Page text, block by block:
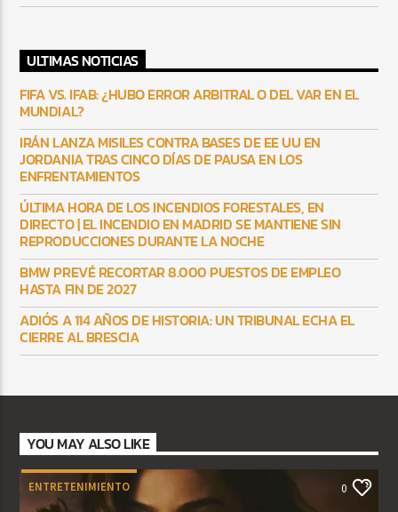
ULTIMAS NOTICIAS
FIFA VS. IFAB: ¿HUBO ERROR ARBITRAL O DEL VAR EN EL
MUNDIAL?
IRÁN LANZA MISILES CONTRA BASES DE EE UU EN
JORDANIA TRAS CINCO DÍAS DE PAUSA EN LOS
ENFRENTAMIENTOS
ÚLTIMA HORA DE LOS INCENDIOS FORESTALES, EN
DIRECTO | EL INCENDIO EN MADRID SE MANTIENE SIN
REPRODUCCIONES DURANTE LA NOCHE
BMW PREVÉ RECORTAR 8.000 PUESTOS DE EMPLEO
HASTA FIN DE 2027
ADIÓS A 114 AÑOS DE HISTORIA: UN TRIBUNAL ECHA EL
CIERRE AL BRESCIA
YOU MAY ALSO LIKE
ENTRETENIMIENTO 0